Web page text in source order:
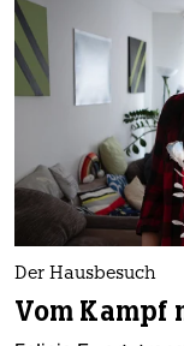
Der Hausbesuch
Vom Kampf